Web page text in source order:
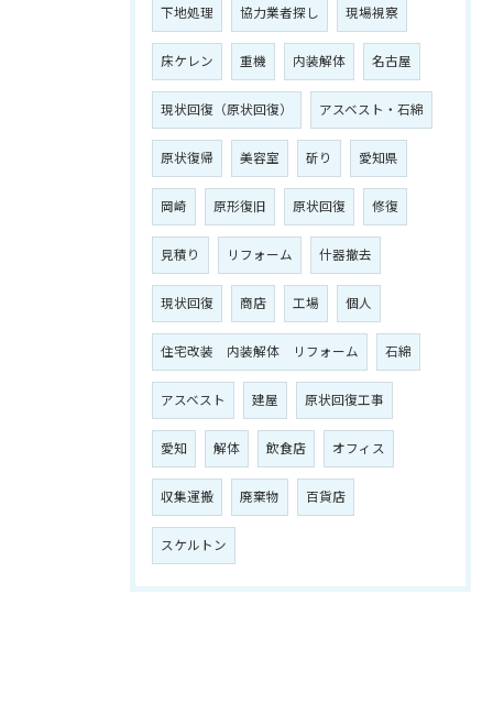
下地処理 協力業者探し 現場視察
床ケレン 重機 内装解体 名古屋
現状回復（原状回復） アスベスト・石綿
原状復帰 美容室 斫り 愛知県
岡崎 原形復旧 原状回復 修復
見積り リフォーム 什器撤去
現状回復 商店 工場 個人
住宅改装 内装解体 リフォーム 石綿
アスベスト 建屋 原状回復工事
愛知 解体 飲食店 オフィス
収集運搬 廃棄物 百貨店
スケルトン